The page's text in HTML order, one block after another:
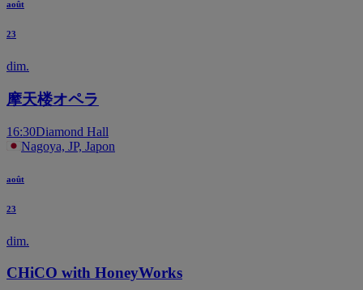
août
23
dim.
摩天楼オペラ
16:30Diamond Hall
Nagoya, JP, Japon
août
23
dim.
CHiCO with HoneyWorks